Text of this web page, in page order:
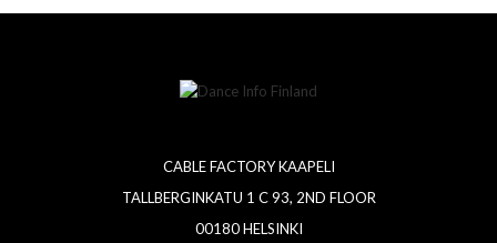
CABLE FACTORY KAAPELI
TALLBERGINKATU 1 C 93, 2ND FLOOR
00180 HELSINKI